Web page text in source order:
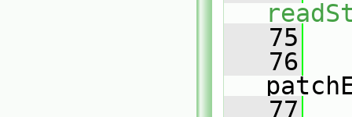
   75
   76
   77